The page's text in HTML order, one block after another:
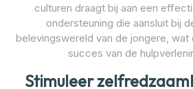
culturen draagt bij aan een
ondersteuning die aansluit bij
belevingswereld van de jongere,
succes van de
Stimuleer